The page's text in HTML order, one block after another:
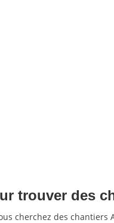
trouver des
cherchez des